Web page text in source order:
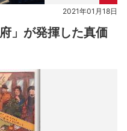
2021年01月18日
」が発揮した真価